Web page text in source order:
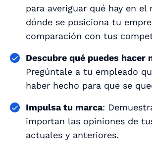
para averiguar qué hay en el
dónde se posiciona tu
comparación con tus
Descubre qué puedes hacer
Pregúntale a tu empleado
haber hecho para que se
Impulsa tu marca:
importan las opiniones de
actuales y anteriores.